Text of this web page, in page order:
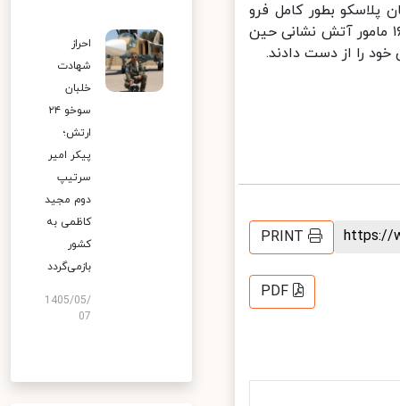
بطور کامل فرو
ساختمان پلاسکو در حالی پس از ۳٫۵ ساعت سوختن، فروریخت که ۱۶ مامور آتش نشانی حین
را از دست دادند.
PRINT
PDF
احراز
شهادت
خلبان
سوخو ۲۴
ارتش؛
پیکر امیر
سرتیپ
دوم مجید
کاظمی به
کشور
بازمی‌گردد
1405/05/
07